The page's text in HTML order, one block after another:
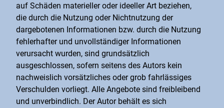
auf Schäden materieller oder ideeller Art beziehen,
die durch die Nutzung oder Nichtnutzung der
dargebotenen Informationen bzw. durch die Nutzung
fehlerhafter und unvollständiger Informationen
verursacht wurden, sind grundsätzlich
ausgeschlossen, sofern seitens des Autors kein
nachweislich vorsätzliches oder grob fahrlässiges
Verschulden vorliegt. Alle Angebote sind freibleibend
und unverbindlich. Der Autor behält es sich